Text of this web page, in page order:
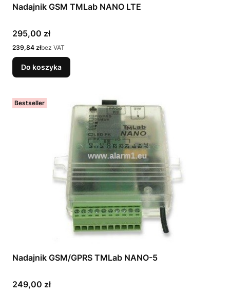
Nadajnik GSM TMLab NANO LTE
Cena
295,00 zł
Cena
239,84 złbez VAT
Do koszyka
Bestseller
Nadajnik GSM/GPRS TMLab NANO-5
Cena
249,00 zł